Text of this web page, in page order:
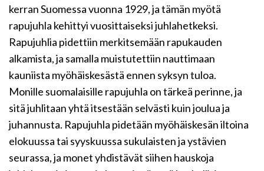
kerran Suomessa vuonna 1929, ja tämän myötä
rapujuhla kehittyi vuosittaiseksi juhlahetkeksi.
Rapujuhlia pidettiin merkitsemään rapukauden
alkamista, ja samalla muistutettiin nauttimaan
kauniista myöhäiskesästä ennen syksyn tuloa.
Monille suomalaisille rapujuhla on tärkeä perinne, ja
sitä juhlitaan yhtä itsestään selvästi kuin joulua ja
juhannusta. Rapujuhla pidetään myöhäiskesän iltoina
elokuussa tai syyskuussa sukulaisten ja ystävien
seurassa, ja monet yhdistävät siihen hauskoja